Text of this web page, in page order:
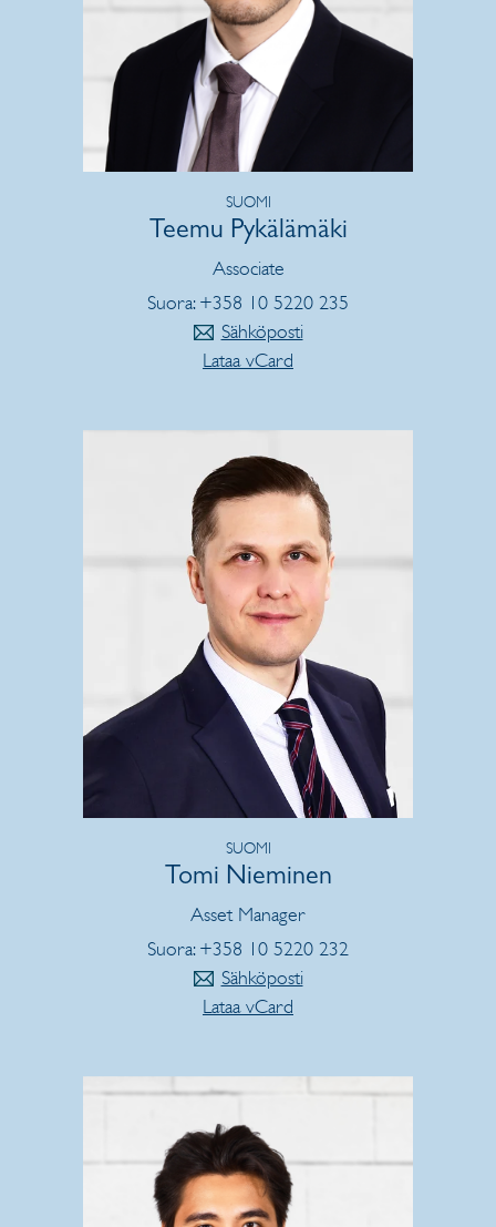
SUOMI
Teemu Pykälämäki
Associate
Suora: +358 10 5220 235
Sähköposti
Lataa vCard
SUOMI
Tomi Nieminen
Asset Manager
Suora: +358 10 5220 232
Sähköposti
Lataa vCard